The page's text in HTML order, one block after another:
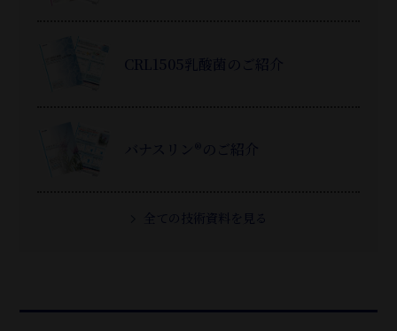
CRL1505乳酸菌のご紹介
バナスリン®のご紹介
全ての技術資料を見る